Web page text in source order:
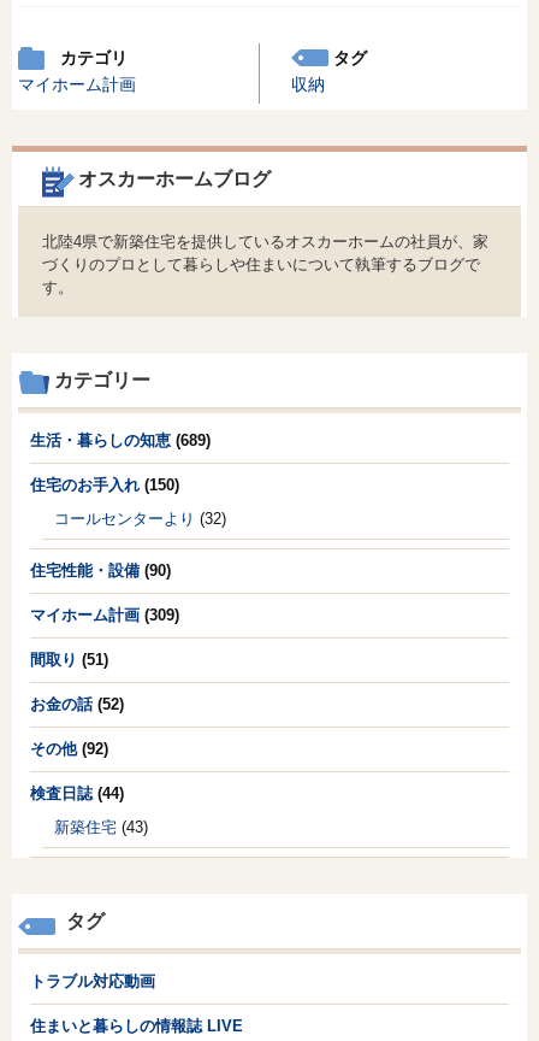
カテゴリ
マイホーム計画
タグ
収納
オスカーホームブログ
北陸4県で新築住宅を提供しているオスカーホームの社員が、家
づくりのプロとして暮らしや住まいについて執筆するブログで
す。
カテゴリー
生活・暮らしの知恵 (689)
住宅のお手入れ (150)
コールセンターより (32)
住宅性能・設備 (90)
マイホーム計画 (309)
間取り (51)
お金の話(52)
その他(92)
検査日誌 (44)
新築住宅 (43)
タグ
トラブル対応動画
住まいと暮らしの情報誌 LIVE